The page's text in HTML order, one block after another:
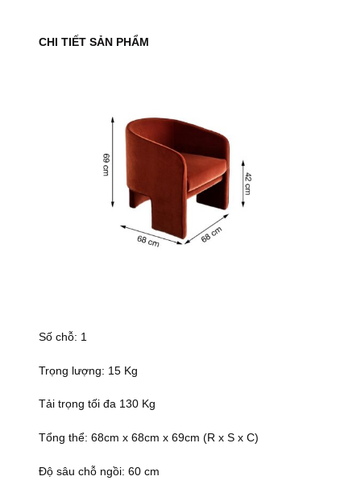
CHI TIẾT SẢN PHẨM
Số chỗ: 1
Trọng lượng: 15 Kg
Tải trọng tối đa 130 Kg
Tổng thể: 68cm x 68cm x 69cm (R x S x C)
Độ sâu chỗ ngồi: 60 cm